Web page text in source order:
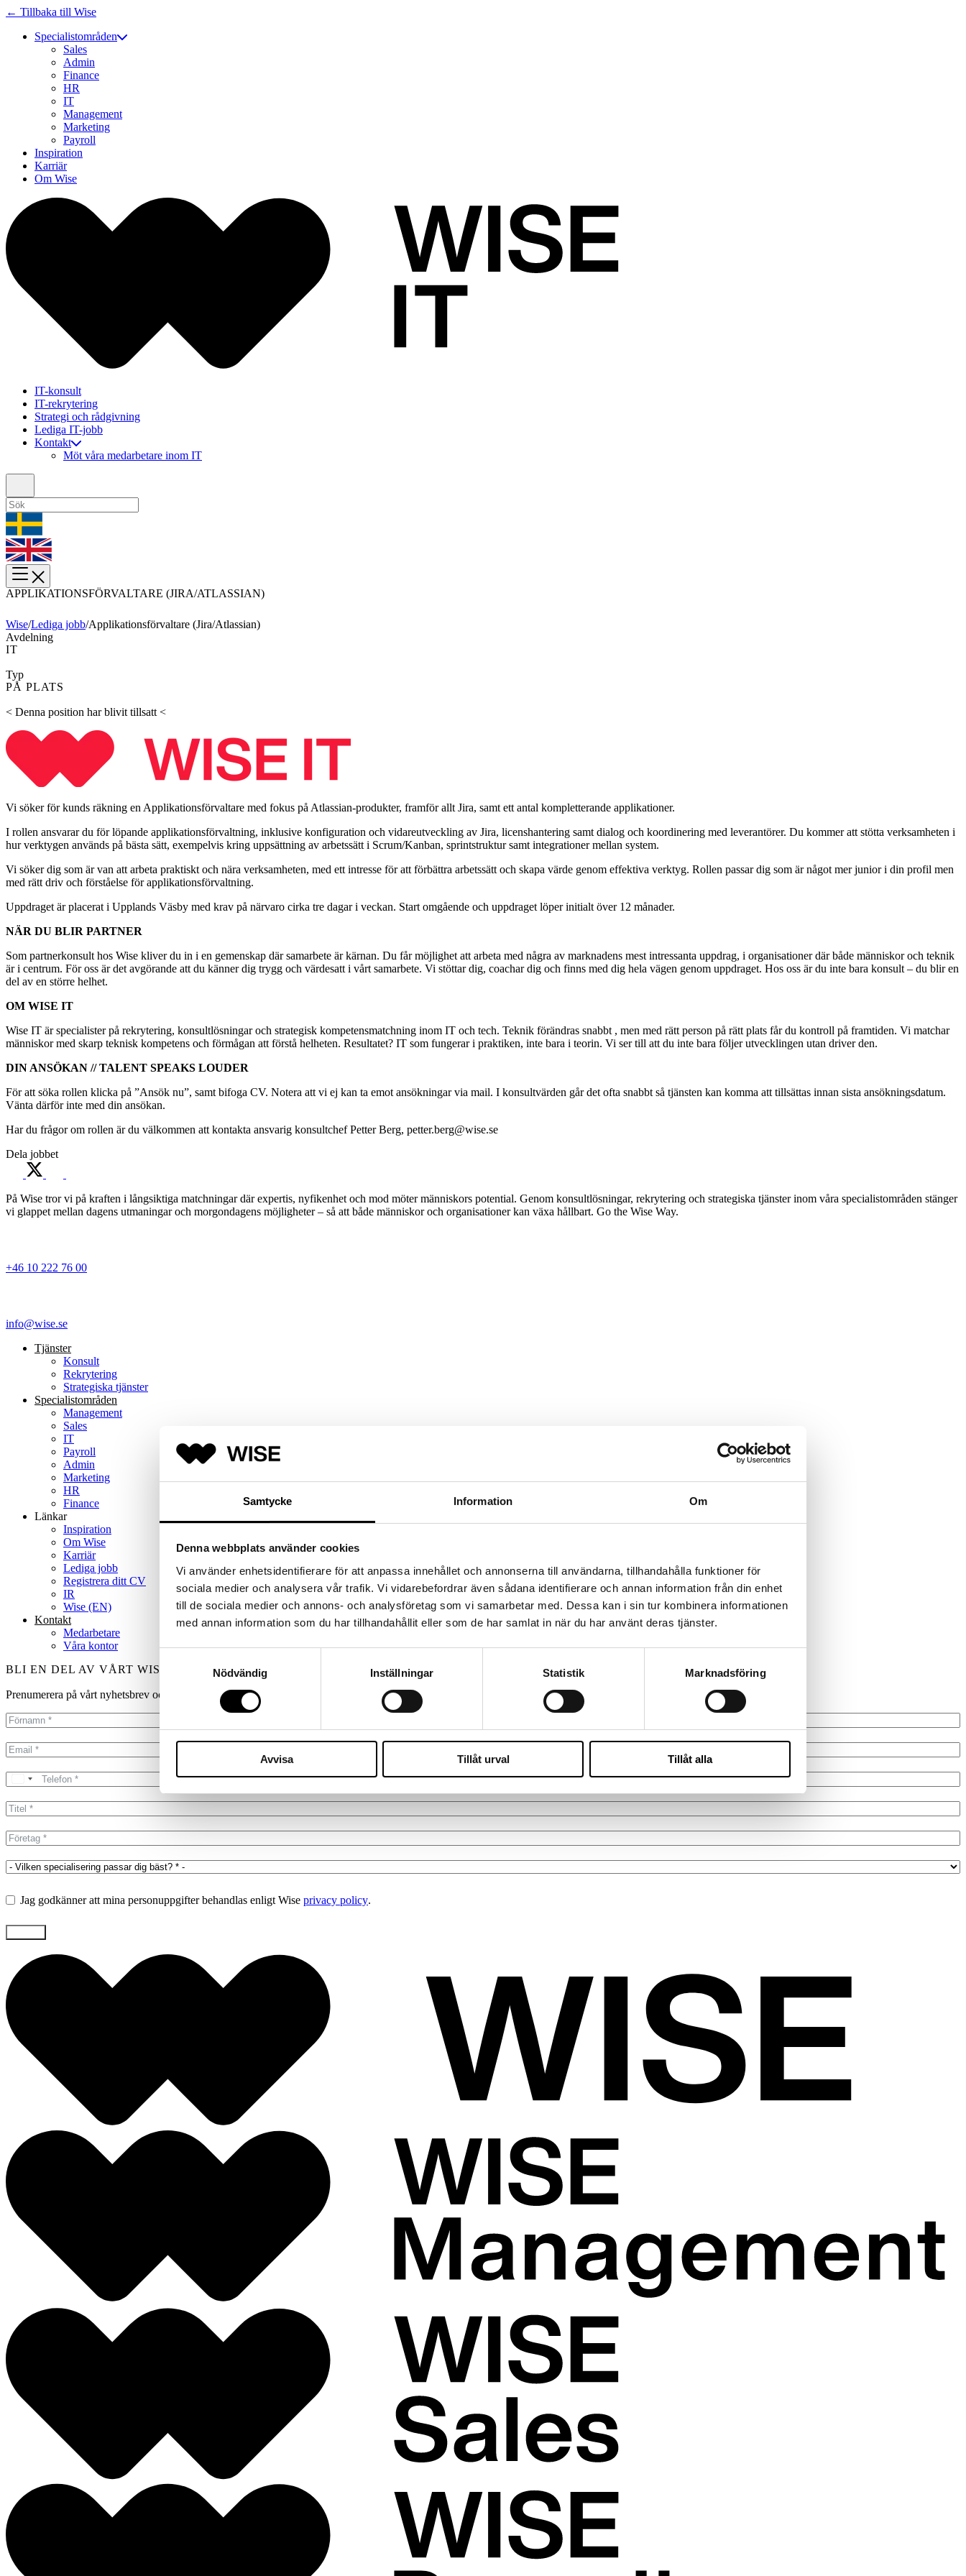
Samtycke Information Om
Denna webbplats använder cookies
Vi använder enhetsidentifierare för att anpassa innehållet och annonserna till användarna, tillhandahålla funktioner för
sociala medier och analysera vår trafik. Vi vidarebefordrar även sådana identifierare och annan information från din enhet
till de sociala medier och annons- och analysföretag som vi samarbetar med. Dessa kan i sin tur kombinera informationen
med annan information som du har tillhandahållit eller som de har samlat in när du har använt deras tjänster.
Nödvändig
Inställningar Statistik Marknadsföring
Avvisa Tillåt urval Tillåt alla
← Tillbaka till Wise
Specialistområden
Sales
Admin
Finance
HR
IT
Management
Marketing
Payroll
Inspiration
Karriär
Om Wise
IT-konsult
IT-rekrytering
Strategi och rådgivning
Lediga IT-jobb
Kontakt
Möt våra medarbetare inom IT
APPLIKATIONSFÖRVALTARE (JIRA/ATLASSIAN)
Wise/Lediga jobb/Applikationsförvaltare (Jira/Atlassian)
Avdelning
IT
Typ
PÅ PLATS
< Denna position har blivit tillsatt <
Vi söker för kunds räkning en Applikationsförvaltare med fokus på Atlassian-produkter, framför allt Jira, samt ett antal kompletterande applikationer.
I rollen ansvarar du för löpande applikationsförvaltning, inklusive konfiguration och vidareutveckling av Jira, licenshantering samt dialog och koordinering med leverantörer. Du kommer att stötta verksamheten i
hur verktygen används på bästa sätt, exempelvis kring uppsättning av arbetssätt i Scrum/Kanban, sprintstruktur samt integrationer mellan system.
Vi söker dig som är van att arbeta praktiskt och nära verksamheten, med ett intresse för att förbättra arbetssätt och skapa värde genom effektiva verktyg. Rollen passar dig som är något mer junior i din profil men
med rätt driv och förståelse för applikationsförvaltning.
Uppdraget är placerat i Upplands Väsby med krav på närvaro cirka tre dagar i veckan. Start omgående och uppdraget löper initialt över 12 månader.
NÄR DU BLIR PARTNER
Som partnerkonsult hos Wise kliver du in i en gemenskap där samarbete är kärnan. Du får möjlighet att arbeta med några av marknadens mest intressanta uppdrag, i organisationer där både människor och teknik
är i centrum. För oss är det avgörande att du känner dig trygg och värdesatt i vårt samarbete. Vi stöttar dig, coachar dig och finns med dig hela vägen genom uppdraget. Hos oss är du inte bara konsult – du blir en
del av en större helhet.
OM WISE IT
Wise IT är specialister på rekrytering, konsultlösningar och strategisk kompetensmatchning inom IT och tech. Teknik förändras snabbt , men med rätt person på rätt plats får du kontroll på framtiden. Vi matchar
människor med skarp teknisk kompetens och förmågan att förstå helheten. Resultatet? IT som fungerar i praktiken, inte bara i teorin. Vi ser till att du inte bara följer utvecklingen utan driver den.
DIN ANSÖKAN // TALENT SPEAKS LOUDER
För att söka rollen klicka på ”Ansök nu”, samt bifoga CV. Notera att vi ej kan ta emot ansökningar via mail. I konsultvärden går det ofta snabbt så tjänsten kan komma att tillsättas innan sista ansökningsdatum.
Vänta därför inte med din ansökan.
Har du frågor om rollen är du välkommen att kontakta ansvarig konsultchef Petter Berg, petter.berg@wise.se
Dela jobbet
På Wise tror vi på kraften i långsiktiga matchningar där expertis, nyfikenhet och mod möter människors potential. Genom konsultlösningar, rekrytering och strategiska tjänster inom våra specialistområden stänger
vi glappet mellan dagens utmaningar och morgondagens möjligheter – så att både människor och organisationer kan växa hållbart. Go the Wise Way.
+46 10 222 76 00
info@wise.se
Tjänster
Konsult
Rekrytering
Strategiska tjänster
Specialist­områden
Management
Sales
IT
Payroll
Admin
Marketing
HR
Finance
Länkar
Inspiration
Om Wise
Karriär
Lediga jobb
Registrera ditt CV
IR
Wise (EN)
Kontakt
Medarbetare
Våra kontor
BLI EN DEL AV VÅRT WISE-COMMUNITY
Prenumerera på vårt nyhetsbrev och ta del av våra community-träffar!
Jag godkänner att mina personuppgifter behandlas enligt Wise privacy policy.